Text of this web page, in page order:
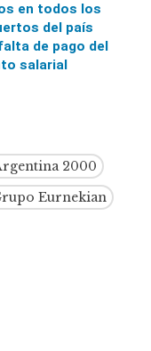
en todos los
del país
de pago del
salarial
2000
Eurnekian